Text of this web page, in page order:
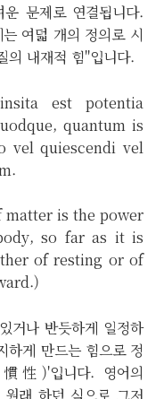
문제로 연결됩니다.
여덟 개의 정의로 시
의 내재적 힘"입니다.
est potentia
quantum is
vel quiescendi vel
is the power
so far as it is
of resting or of
거나 반듯하게 일정하
하게 만드는 힘으로 정
性)'입니다. 영어의